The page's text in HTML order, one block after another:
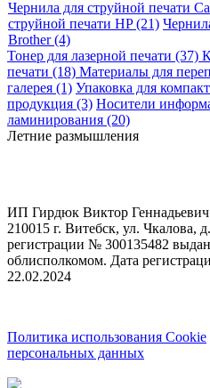
Чернила для струйной печати
струйной печати HP (21)
Brother (4)
Тонер для лазерной печати (37)
печати (18) Материалы для
галерея (1) Упаковка для
продукция (3) Носители
ламинирования (20)
Летние размышления
ИП Гирдюк Виктор
210015 г. Витебск, ул. Чкалова,
регистрации № 300135482
облисполкомом. Дата
22.02.2024
Политика использования Cookie
персональных данных